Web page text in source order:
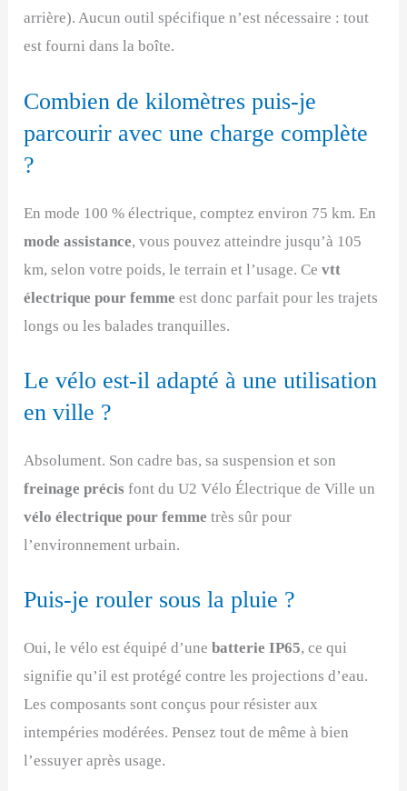
arrière). Aucun outil spécifique n’est nécessaire : tout
est fourni dans la boîte.
Combien de kilomètres puis-je
parcourir avec une charge complète
?
En mode 100 % électrique, comptez environ 75 km. En
mode assistance, vous pouvez atteindre jusqu’à 105
km, selon votre poids, le terrain et l’usage. Cevtt
électrique pour femme est donc parfait pour les trajets
longs ou les balades tranquilles.
Le vélo est-il adapté à une utilisation
en ville ?
Absolument. Son cadre bas, sa suspension et son
freinage précis font du U2 Vélo Électrique de Ville un
vélo électrique pour femme très sûr pour
l’environnement urbain.
Puis-je rouler sous la pluie ?
Oui, le vélo est équipé d’unebatterie IP65, ce qui
signifie qu’il est protégé contre les projections d’eau.
Les composants sont conçus pour résister aux
intempéries modérées. Pensez tout de même à bien
l’essuyer après usage.